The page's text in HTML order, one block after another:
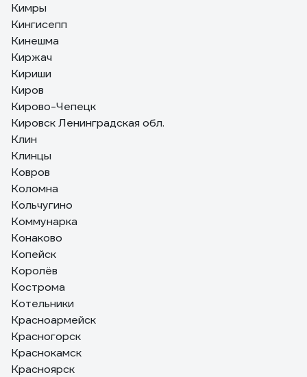
Кимры
Кингисепп
Кинешма
Киржач
Кириши
Киров
Кирово-Чепецк
Кировск Ленинградская обл.
Клин
Клинцы
Ковров
Коломна
Кольчугино
Коммунарка
Конаково
Копейск
Королёв
Кострома
Котельники
Красноармейск
Красногорск
Краснокамск
Красноярск